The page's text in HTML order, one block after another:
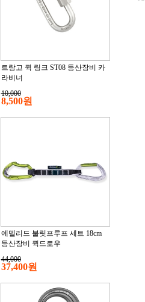
트랑고 퀵 링크 ST08 등산장비 카
라비너
10,000
8,500원
에델리드 불릿프루프 세트 18cm
등산장비 퀵드로우
44,000
37,400원